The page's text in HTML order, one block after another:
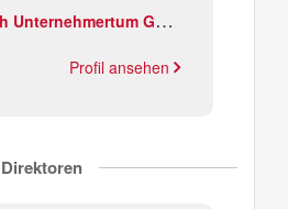
F
reiheit durch Unternehmertum GmbH
Profil ansehen
Direktoren